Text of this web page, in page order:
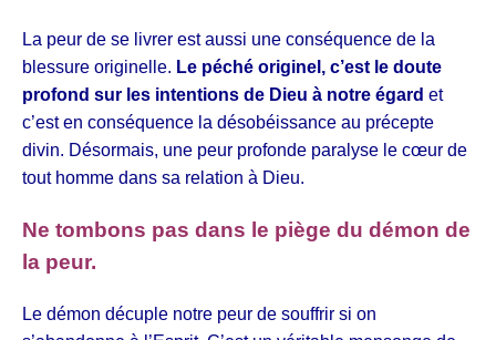
La peur de se livrer est aussi une conséquence de la
blessure originelle. Le péché originel, c’est le doute
profond sur les intentions de Dieu à notre égard et
c’est en conséquence la désobéissance au précepte
divin. Désormais, une peur profonde paralyse le cœur de
tout homme dans sa relation à Dieu.
Ne tombons pas dans le piège du démon de
la peur.
Le démon décuple notre peur de souffrir si on